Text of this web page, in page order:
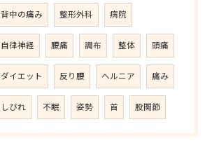
背中の痛み 整形外科 病院
自律神経 腰痛 調布 整体 頭痛
ダイエット 反り腰 ヘルニア 痛み
しびれ 不眠 姿勢 首 股関節